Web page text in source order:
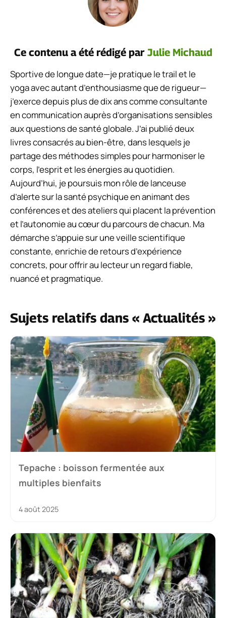
Ce contenu a été rédigé par Julie Michaud
Sportive de longue date—je pratique le trail et le
yoga avec autant d’enthousiasme que de rigueur—
j’exerce depuis plus de dix ans comme consultante
en communication auprès d’organisations sensibles
aux questions de santé globale. J’ai publié deux
livres consacrés au bien-être, dans lesquels je
partage des méthodes simples pour harmoniser le
corps, l’esprit et les énergies au quotidien.
Aujourd’hui, je poursuis mon rôle de lanceuse
d’alerte sur la santé psychique en animant des
conférences et des ateliers qui placent la prévention
et l’autonomie au cœur du parcours de chacun. Ma
démarche s’appuie sur une veille scientifique
constante, enrichie de retours d’expérience
concrets, pour offrir au lecteur un regard fiable,
nuancé et pragmatique.
Sujets relatifs dans « Actualités »
Tepache : boisson fermentée aux
multiples bienfaits
4 août 2025